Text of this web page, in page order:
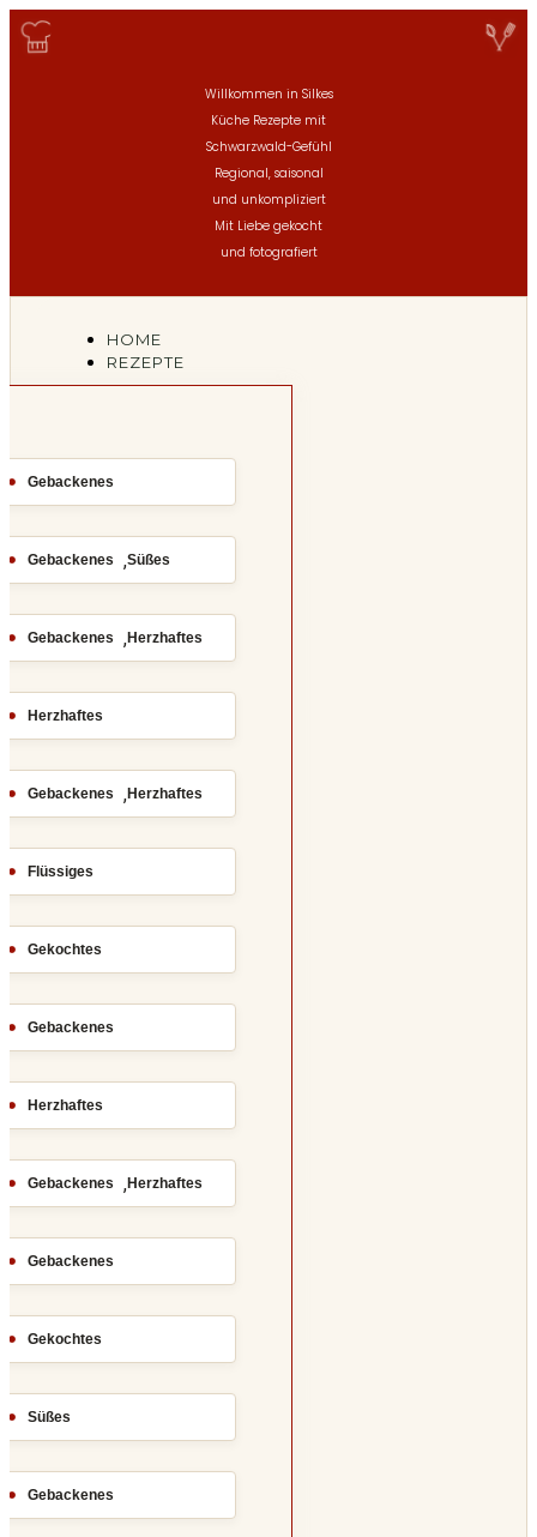
Willkommen in Silkes
Küche Rezepte mit
Schwarzwald-Gefühl
Regional, saisonal
und unkompliziert
Mit Liebe gekocht
und fotografiert
HOME
REZEPTE
Gebackenes
Gebackenes ,Süßes
Gebackenes ,Herzhaftes
Herzhaftes
Gebackenes ,Herzhaftes
Flüssiges
Gekochtes
Gebackenes
Herzhaftes
Gebackenes ,Herzhaftes
Gebackenes
Gekochtes
Süßes
Gebackenes